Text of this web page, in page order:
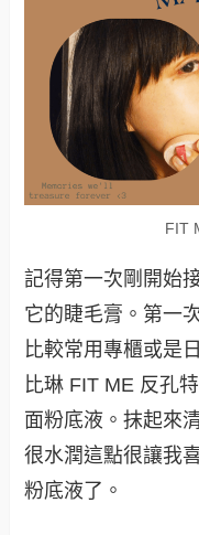
FIT
記得第一次剛開始
它的睫毛膏。第一
比較常用專櫃或是
比琳 FIT ME 反孔
面粉底液。抹起來
很水潤這點很讓我
粉底液了。